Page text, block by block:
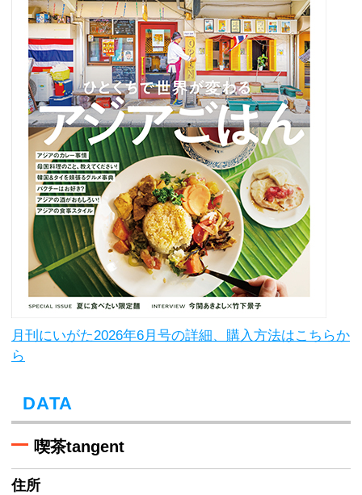
月刊にいがた2026年6月号の詳細、購入方法はこちらか
ら
DATA
喫茶tangent
住所